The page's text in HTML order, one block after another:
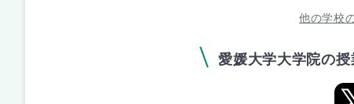
他の学校
愛媛大学大学院の